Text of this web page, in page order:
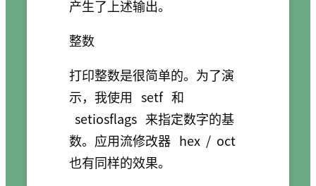
产生了上述输出。
整数
打印整数是很简单的。为了演
示，我使用 setf 和
setiosflags 来指定数字的基
数。应用流修改器 hex / oct
也有同样的效果。